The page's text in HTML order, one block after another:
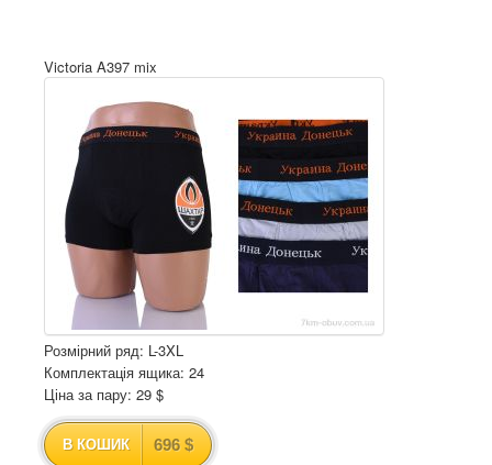
Victoria A397 mix
Розмірний ряд: L-3XL
Комплектація ящика: 24
Ціна за пару: 29 $
В КОШИК 696 $